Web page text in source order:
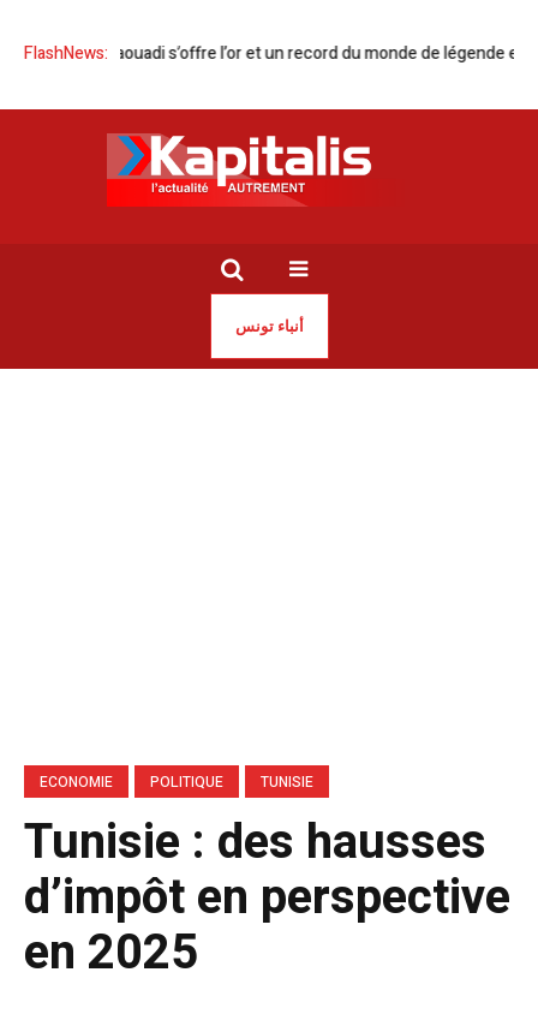
FlashNews:
Jaouadi s’offre l’or et un record du monde de légende en NCAA
أنباء تونس
ECONOMIE POLITIQUE TUNISIE
Tunisie : des hausses
d’impôt en perspective
en 2025